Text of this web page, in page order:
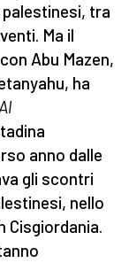
palestinesi, tra
Ma il
Abu Mazen,
ha
anno dalle
gli scontri
nello
Cisgiordania.